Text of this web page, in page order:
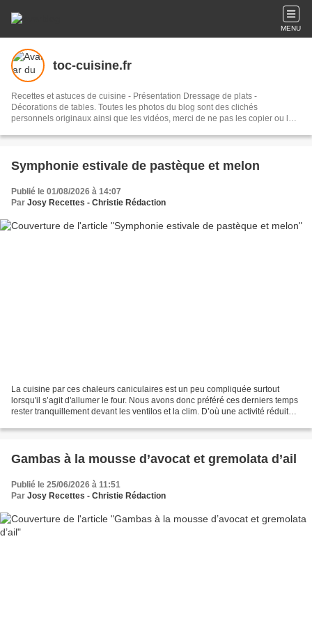
MENU
toc-cuisine.fr
Recettes et astuces de cuisine - Présentation Dressage de plats -
Décorations de tables. Toutes les photos du blog sont des clichés
personnels originaux ainsi que les vidéos, merci de ne pas les copier ou les
proposées ont toutes été testées et élaborées à la maison. Nous sommes
partie inspiration culinaire, réalisation des recettes et photos, et Christie
administratrice pour rédiger, présenter les articles et les photos et
promouvoir le blog sur le net et les réseaux sociaux. Abonnez-vous pour ne
pas rater nos publications, vos mails resteront strictement confidentiels.
Bonne visite !!
Symphonie estivale de pastèque et melon
Publié le 01/08/2026 à 14:07
Par Josy Recettes - Christie Rédaction
La cuisine par ces chaleurs caniculaires est un peu compliquée surtout
lorsqu'il s’agit d'allumer le four. Nous avons donc préféré ces derniers temps
rester tranquillement devant les ventilos et la clim. D’où une activité réduite
Gambas à la mousse d’avocat et gremolata d’ail
Publié le 25/06/2026 à 11:51
Par Josy Recettes - Christie Rédaction